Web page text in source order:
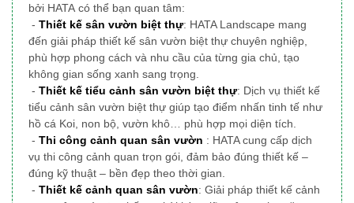
bởi HATA có thể bạn quan tâm:
- Thiết kế sân vườn biệt thự: HATA Landscape mang
đến giải pháp thiết kế sân vườn biệt thự chuyên nghiệp,
phù hợp phong cách và nhu cầu của từng gia chủ, tạo
không gian sống xanh sang trọng.
- Thiết kế tiểu cảnh sân vườn biệt thự: Dịch vụ thiết kế
tiểu cảnh sân vườn biệt thự giúp tạo điểm nhấn tinh tế như
hồ cá Koi, non bộ, vườn khô… phù hợp mọi diện tích.
- Thi công cảnh quan sân vườn : HATA cung cấp dịch
vụ thi công cảnh quan trọn gói, đảm bảo đúng thiết kế –
đúng kỹ thuật – bền đẹp theo thời gian.
- Thiết kế cảnh quan sân vườn: Giải pháp thiết kế cảnh